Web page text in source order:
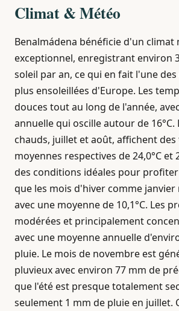
Climat & Météo
Benalmádena bénéficie d'un climat
exceptionnel, enregistrant environ
soleil par an, ce qui en fait l'une
plus ensoleillées d'Europe. Les
douces tout au long de l'année,
annuelle qui oscille autour de 16°C.
chauds, juillet et août, affichent
moyennes respectives de 24,0°C et
des conditions idéales pour profiter
que les mois d'hiver comme
avec une moyenne de 10,1°C. Les
modérées et principalement
avec une moyenne annuelle
pluie. Le mois de novembre est
pluvieux avec environ 77 mm de
que l'été est presque totalement
seulement 1 mm de pluie en juillet.